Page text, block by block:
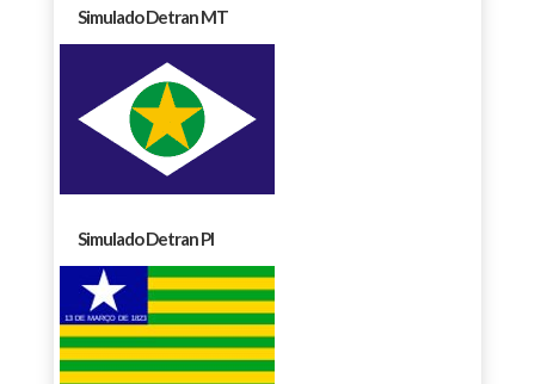
Simulado Detran MT
Simulado Detran PI